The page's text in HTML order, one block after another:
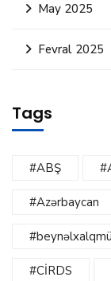
May 2025
Fevral 2025
Tags
#ABŞ
#Azərbaycan
#CİRDS